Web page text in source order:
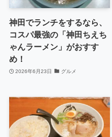
神田でランチをするなら、
コスパ最強の「神田ちえち
ゃんラーメン」がおすす
め！
2026年6月23日 グルメ